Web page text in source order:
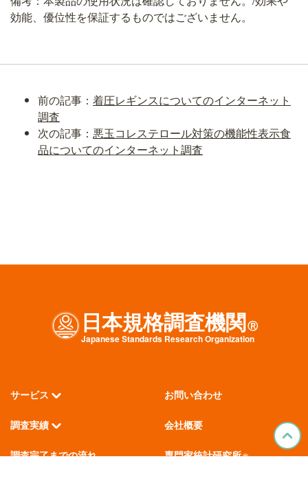
効能、優位性を保証するものではございません。
前の記事： 着圧レギンスについてのインターネット
調査
次の記事： 悪玉コレステロール対策の機能性表示食
品についてのインターネット調査
日本規格調査機関Ⓡ
JapaneseStandardsResearchOrganization
サービス
調査実績
調査完了までの流れ
お問い合わせ
会社概要
専門家統計研究所®